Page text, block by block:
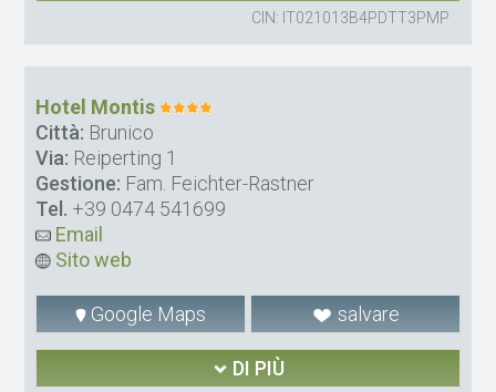
CIN: IT021013B4PDTT3PMP
Hotel Montis
Città: Brunico
Via: Reiperting 1
Gestione: Fam. Feichter-Rastner
Tel. +39 0474 541699
Email
Sito web
Google Maps salvare
DI PIÙ